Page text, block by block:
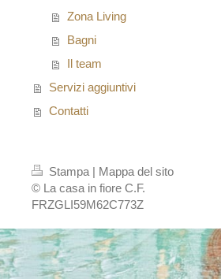
Zona Living
Bagni
Il team
Servizi aggiuntivi
Contatti
Stampa | Mappa del sito
© La casa in fiore C.F.
FRZGLI59M62C773Z